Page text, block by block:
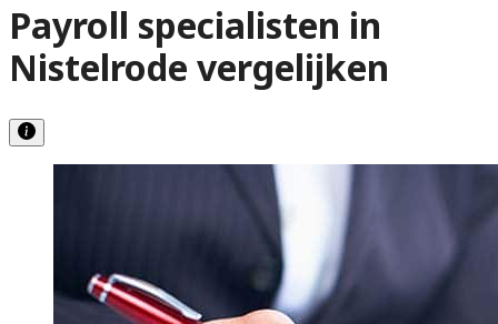
Payroll specialisten in
Nistelrode vergelijken